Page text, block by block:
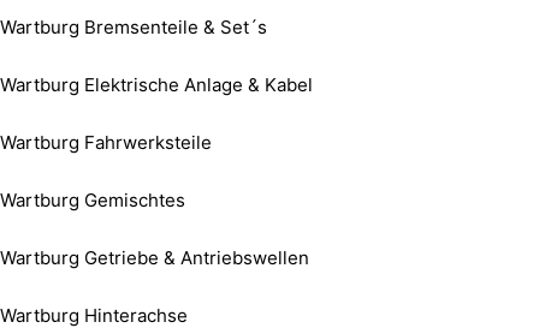
Wartburg Bremsenteile & Set´s
Wartburg Elektrische Anlage & Kabel
Wartburg Fahrwerksteile
Wartburg Gemischtes
Wartburg Getriebe & Antriebswellen
Wartburg Hinterachse